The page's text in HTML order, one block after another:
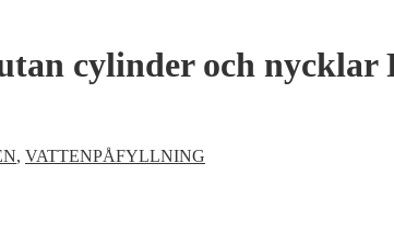
cylinder och nycklar
, VATTENPÅFYLLNING